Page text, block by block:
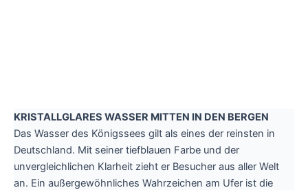
KRISTALLGLARES WASSER MITTEN IN DEN BERGEN
Das Wasser des Königssees gilt als eines der reinsten in
Deutschland. Mit seiner tiefblauen Farbe und der
unvergleichlichen Klarheit zieht er Besucher aus aller Welt
an. Ein außergewöhnliches Wahrzeichen am Ufer ist die